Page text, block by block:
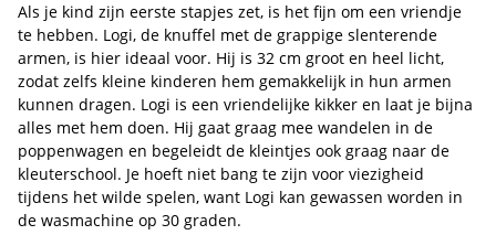
Als je kind zijn eerste stapjes zet, is het fijn om een vriendje
te hebben. Logi, de knuffel met de grappige slenterende
armen, is hier ideaal voor. Hij is 32 cm groot en heel licht,
zodat zelfs kleine kinderen hem gemakkelijk in hun armen
kunnen dragen. Logi is een vriendelijke kikker en laat je bijna
alles met hem doen. Hij gaat graag mee wandelen in de
poppenwagen en begeleidt de kleintjes ook graag naar de
kleuterschool. Je hoeft niet bang te zijn voor viezigheid
tijdens het wilde spelen, want Logi kan gewassen worden in
de wasmachine op 30 graden.